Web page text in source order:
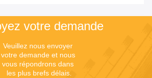
votre demande
Veuillez nous envoyer
votre demande et nous
vous répondrons dans
les plus brefs délais.